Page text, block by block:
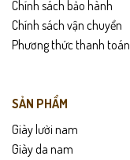
Chính sách bảo hành
Chính sách vận chuyển
Phương thức thanh toán
SẢN PHẨM
Giày lười nam
Giày da nam